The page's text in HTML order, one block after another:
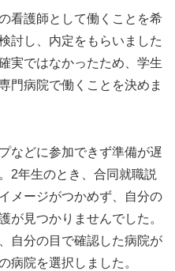
看護師として働くことを希
討し、内定をもらいました
実ではなかったため、学生
門病院で働くことを決めま
などに参加できず準備が遅
2年生のとき、合同就職説
メージがつかめず、自分の
が見つかりませんでした。
自分の目で確認した病院が
病院を選択しました。